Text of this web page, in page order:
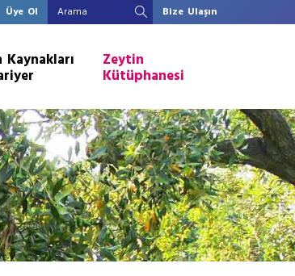
Üye Ol Bize Ulaşın
Kaynakları Zeytin
Kütüphanesi